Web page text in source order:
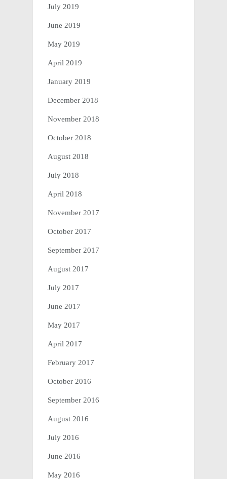
July 2019
June 2019
May 2019
April 2019
January 2019
December 2018
November 2018
October 2018
August 2018
July 2018
April 2018
November 2017
October 2017
September 2017
August 2017
July 2017
June 2017
May 2017
April 2017
February 2017
October 2016
September 2016
August 2016
July 2016
June 2016
May 2016